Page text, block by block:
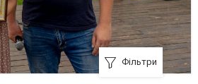
Фільтри